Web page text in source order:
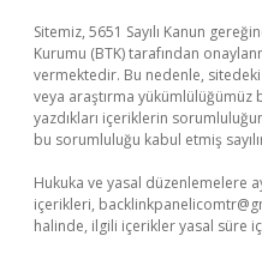
Sitemiz, 5651 Sayılı Kanun
Kurumu (BTK) tarafından
vermektedir. Bu nedenle,
veya araştırma yükümlülüğümüz
yazdıkları içeriklerin
bu sorumluluğu kabul etmiş
Hukuka ve yasal düzenlemelere
içerikleri,
halinde, ilgili içerikler yasal süre